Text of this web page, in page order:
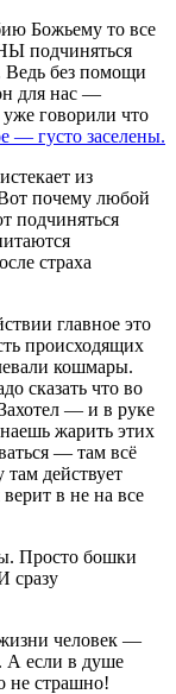
Божьему то все
подчиняться
Ведь без помощи
для нас —
говорили что
— густо заселены.
из
почему любой
подчиняться
страха
главное это
происходящих
кошмары.
сказать что во
— и в руке
жарить этих
— там всё
действует
в не на все
Просто бошки
сразу
человек —
А если в душе
не страшно!